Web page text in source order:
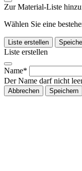
Zur Material-Liste
Wählen Sie eine
Liste erstellen
Liste erstellen
Name*
Der Name darf nicht
Abbrechen Speichern